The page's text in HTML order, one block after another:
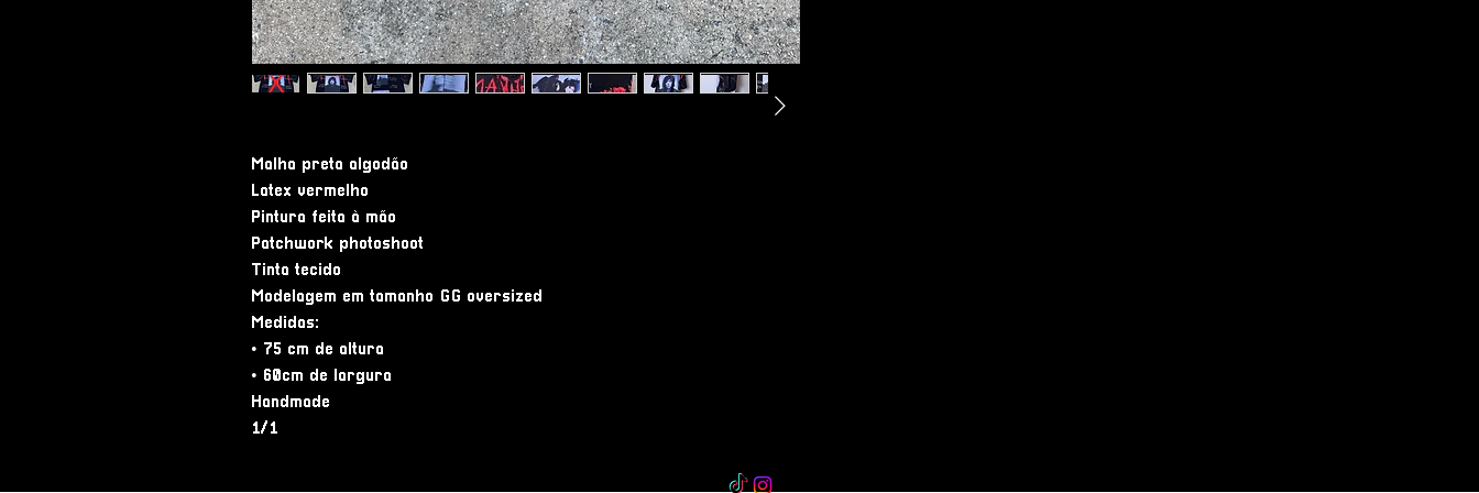
Malha preta algodão
Latex vermelho
Pintura feita à mão
Patchwork photoshoot
Tinta tecido
Modelagem em tamanho GG oversized
Medidas:
• 75 cm de altura
• 60cm de largura
Handmade
1/1